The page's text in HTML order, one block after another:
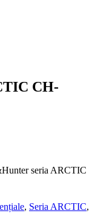
CH-
seria ARCTIC
, Seria ARCTIC,